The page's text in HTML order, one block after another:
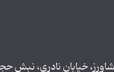
خیابان نادری،